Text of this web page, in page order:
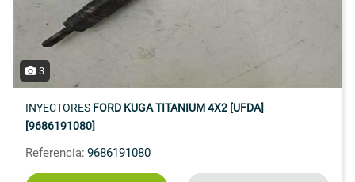
3
INYECTORES FORD KUGA TITANIUM 4X2 [UFDA]
[9686191080]
Referencia: 9686191080